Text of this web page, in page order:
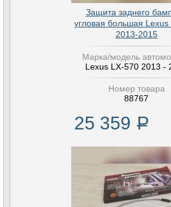
Защита заднего
угловая большая Lexus
2013-2015
Марка/модель
Lexus LX-570 2013 -
Номер товара
88767
25 359 Р